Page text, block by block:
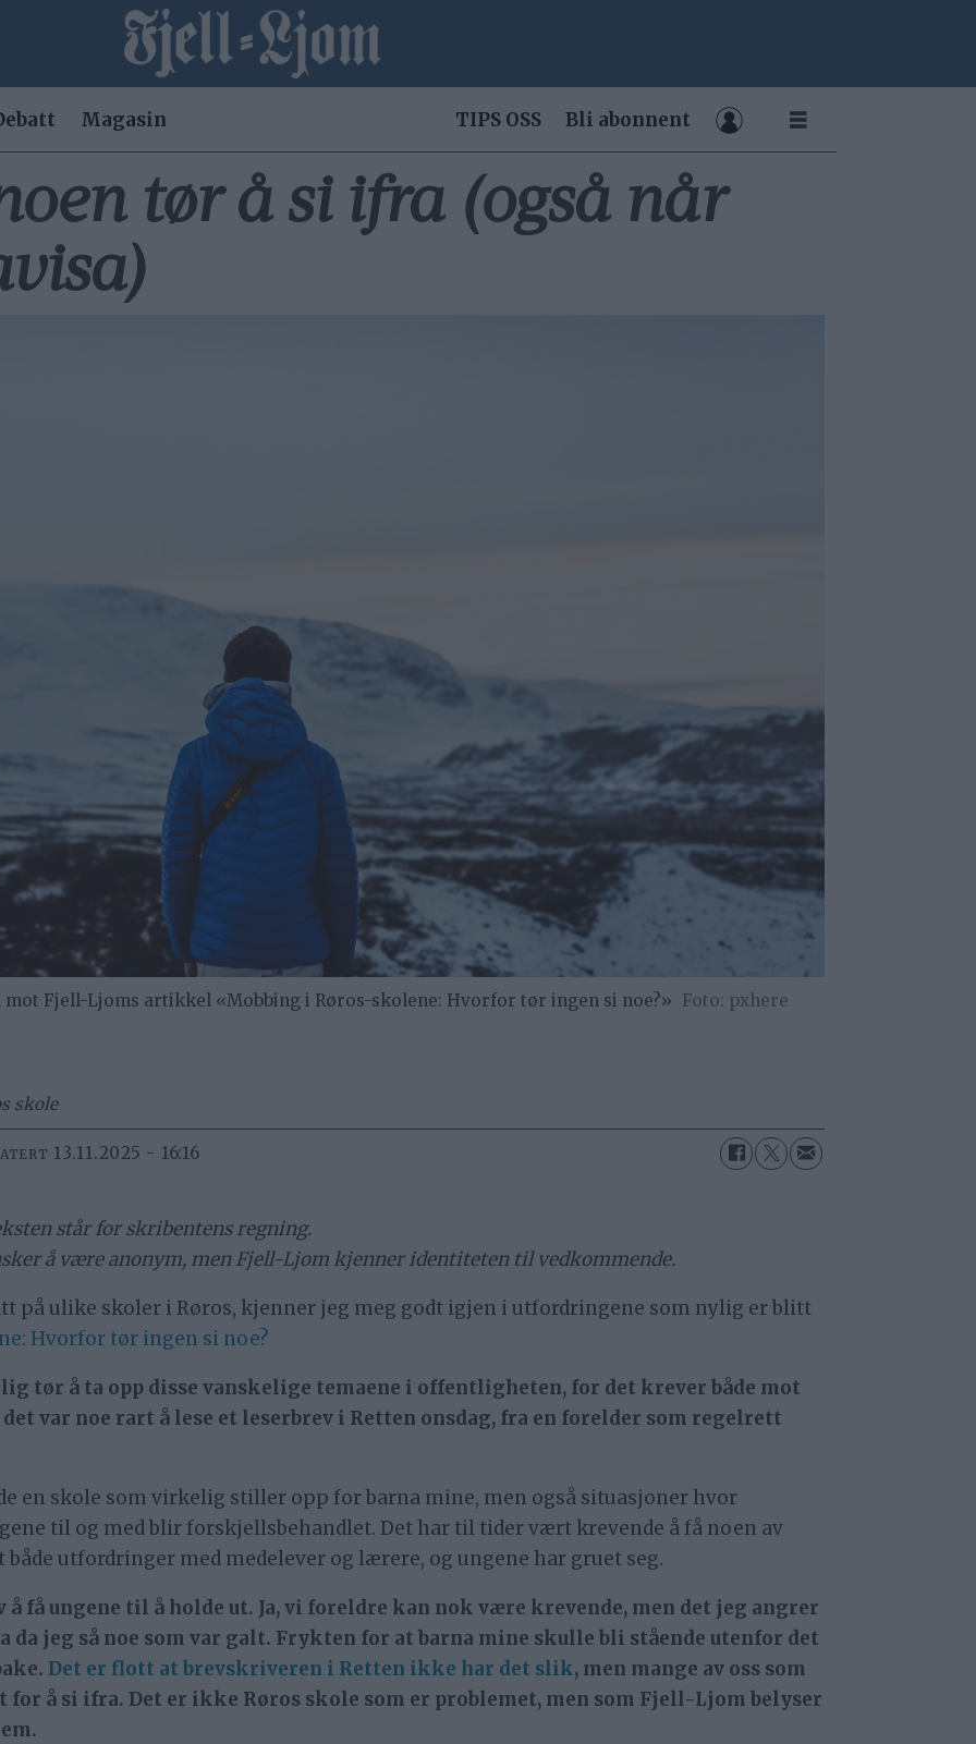
Magasin TIPS OSS Bli abonnent
tør å si ifra (også når
Fjell-Ljoms artikkel «Mobbing i Røros-skolene: Hvorfor tør ingen si noe?» pxhere
skole
13.11.2025 - 16:16
står for skribentens regning.
å være anonym, men Fjell-Ljom kjenner identiteten til vedkommende.
på ulike skoler i Røros, kjenner jeg meg godt igjen i utfordringene som nylig er blitt
Hvorfor tør ingen si noe?
tør å ta opp disse vanskelige temaene i offentligheten, for det krever både mot
var noe rart å lese et leserbrev i Retten onsdag, fra en forelder som regelrett
en skole som virkelig stiller opp for barna mine, men også situasjoner hvor
til og med blir forskjellsbehandlet. Det har til tider vært krevende å få noen av
utfordringer med medelever og lærere, og ungene har gruet seg.
få ungene til å holde ut. Ja, vi foreldre kan nok være krevende, men det jeg angrer
da jeg så noe som var galt. Frykten for at barna mine skulle bli stående utenfor det
Det er flott at brevskriveren i Retten ikke har det slik, men mange av oss som
å si ifra. Det er ikke Røros skole som er problemet, men som Fjell-Ljom belyser